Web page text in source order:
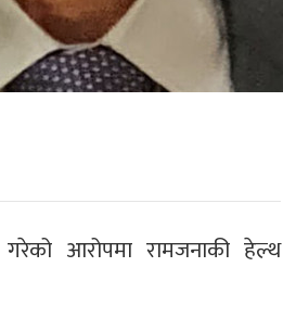
आरोपमा रामजनाकी हेल्थ